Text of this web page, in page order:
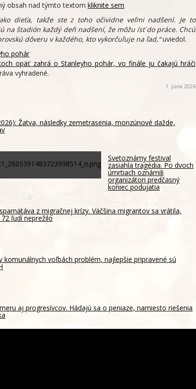
obsah nad týmto textom kliknite sem
dieťa, takže ste z toho očividne veľmi nadšení. Je to
na štadión každý deň nadšení, že môžu ísť do práce. Chcú
dôveru v každého, kto vykorčuľuje na ľad,“uviedol.
pohár
opäť zahrá o Stanleyho pohár, vo finále ju čakajú hráči
vyhradené.
1. júna 2026
Žatva, následky zemetrasenia, monzúnové dažde,
Svetoznámy festival
zasiahla tragédia. Po dvoch
úmrtiach oznámili
organizátori predčasný
koniec podujatia
z migračnej krízy. Väčšina migrantov sa vrátila,
ľudí neprežilo
komunálnych voľbách problém, najlepšie pripravené sú
aj progresívcov. Hádajú sa o peniaze, namiesto riešenia